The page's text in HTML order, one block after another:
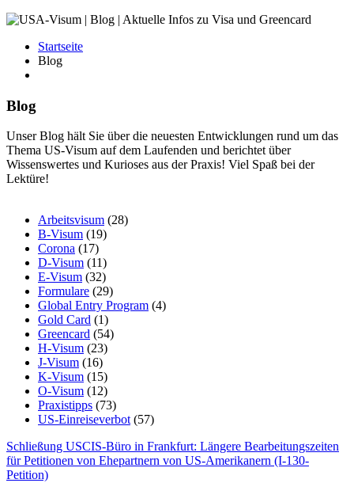
Startseite
Blog
Blog
Unser Blog hält Sie über die neuesten Entwicklungen rund um das
Thema US-Visum auf dem Laufenden und berichtet über
Wissenswertes und Kurioses aus der Praxis! Viel Spaß bei der
Lektüre!
Arbeitsvisum (28)
B-Visum (19)
Corona (17)
D-Visum (11)
E-Visum (32)
Formulare (29)
Global Entry Program (4)
Gold Card (1)
Greencard (54)
H-Visum (23)
J-Visum (16)
K-Visum (15)
O-Visum (12)
Praxistipps (73)
US-Einreiseverbot(57)
Schließung USCIS-Büro in Frankfurt: Längere Bearbeitungszeiten
für Petitionen von Ehepartnern von US-Amerikanern (I-130-
Petition)